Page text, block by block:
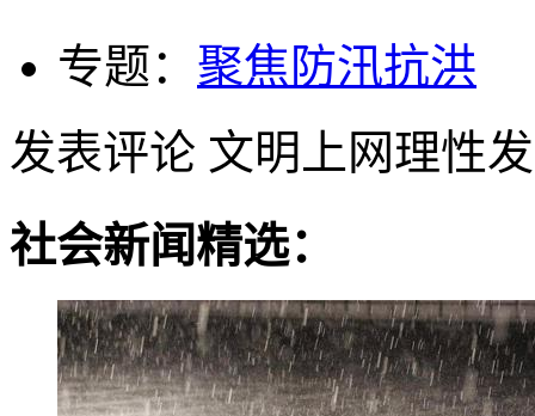
专题： 聚焦防汛抗洪
发表评论 文明上网理性
社会新闻精选：